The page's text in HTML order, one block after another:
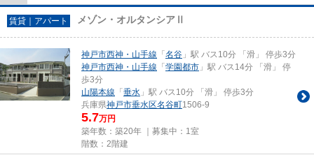
賃貸｜アパート メゾン・オルタンシアⅡ
神戸市西神・山手線 「 名谷 」駅 バス10分 「滑」 停歩3分
神戸市西神・山手線 「 学園都市 」駅 バス14分 「滑」 停
歩3分
山陽本線 「 垂水 」駅 バス10分 「滑」 停歩3分
兵庫県神戸市垂水区名谷町1506-9
5.7万円
築年数：築20年 ｜募集中： 1室
階数：2階建